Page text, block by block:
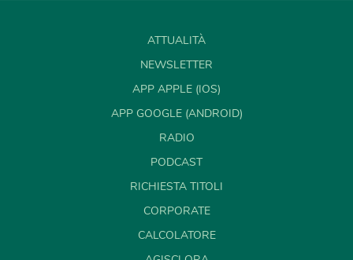
ATTUALITÀ
NEWSLETTER
APP APPLE (IOS)
APP GOOGLE (ANDROID)
RADIO
PODCAST
RICHIESTA TITOLI
CORPORATE
CALCOLATORE